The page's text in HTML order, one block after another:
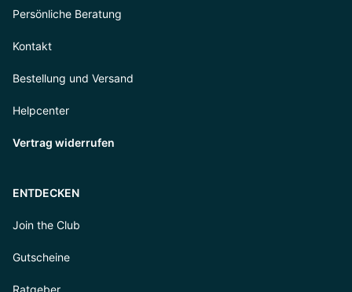
Persönliche Beratung
Kontakt
Bestellung und Versand
Helpcenter
Vertrag widerrufen
ENTDECKEN
Join the Club
Gutscheine